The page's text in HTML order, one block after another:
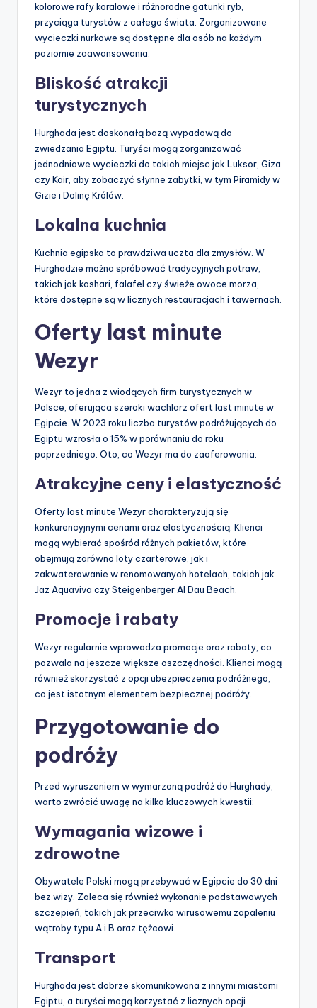
kolorowe rafy koralowe i różnorodne gatunki ryb,
przyciąga turystów z całego świata. Zorganizowane
wycieczki nurkowe są dostępne dla osób na każdym
poziomie zaawansowania.
Bliskość atrakcji
turystycznych
Hurghada jest doskonałą bazą wypadową do
zwiedzania Egiptu. Turyści mogą zorganizować
jednodniowe wycieczki do takich miejsc jak Luksor, Giza
czy Kair, aby zobaczyć słynne zabytki, w tym Piramidy w
Gizie i Dolinę Królów.
Lokalna kuchnia
Kuchnia egipska to prawdziwa uczta dla zmysłów. W
Hurghadzie można spróbować tradycyjnych potraw,
takich jak koshari, falafel czy świeże owoce morza,
które dostępne są w licznych restauracjach i tawernach.
Oferty last minute
Wezyr
Wezyr to jedna z wiodących firm turystycznych w
Polsce, oferująca szeroki wachlarz ofert last minute w
Egipcie. W 2023 roku liczba turystów podróżujących do
Egiptu wzrosła o 15% w porównaniu do roku
poprzedniego. Oto, co Wezyr ma do zaoferowania:
Atrakcyjne ceny i elastyczność
Oferty last minute Wezyr charakteryzują się
konkurencyjnymi cenami oraz elastycznością. Klienci
mogą wybierać spośród różnych pakietów, które
obejmują zarówno loty czarterowe, jak i
zakwaterowanie w renomowanych hotelach, takich jak
Jaz Aquaviva czy Steigenberger Al Dau Beach.
Promocje i rabaty
Wezyr regularnie wprowadza promocje oraz rabaty, co
pozwala na jeszcze większe oszczędności. Klienci mogą
również skorzystać z opcji ubezpieczenia podróżnego,
co jest istotnym elementem bezpiecznej podróży.
Przygotowanie do
podróży
Przed wyruszeniem w wymarzoną podróż do Hurghady,
warto zwrócić uwagę na kilka kluczowych kwestii:
Wymagania wizowe i
zdrowotne
Obywatele Polski mogą przebywać w Egipcie do 30 dni
bez wizy. Zaleca się również wykonanie podstawowych
szczepień, takich jak przeciwko wirusowemu zapaleniu
wątroby typu A i B oraz tężcowi.
Transport
Hurghada jest dobrze skomunikowana z innymi miastami
Egiptu, a turyści mogą korzystać z licznych opcji